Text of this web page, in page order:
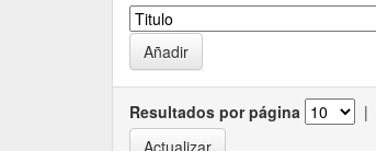
Resultados por página |